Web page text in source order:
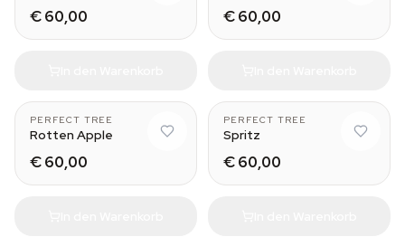
€ 60,00 € 60,00
PERFECT TREE
Rotten Apple
€ 60,00
PERFECT TREE
Spritz
€ 60,00